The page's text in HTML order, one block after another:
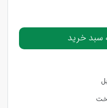
سبد خرید